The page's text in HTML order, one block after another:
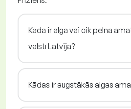
Kāda ir alga vai cik pelna
valstī Latvija?
Kādas ir augstākās algas